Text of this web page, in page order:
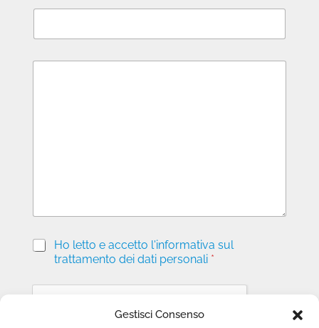
Gestisci Consenso
M
P
v
a
Ho letto e accetto l'informativa sul
trattamento dei dati personali *